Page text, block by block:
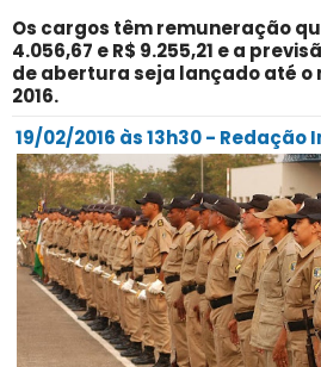
Os cargos têm remuneração
4.056,67 e R$ 9.255,21 e a
de abertura seja lançado até o
2016.
19/02/2016 às 13h30 - Redação